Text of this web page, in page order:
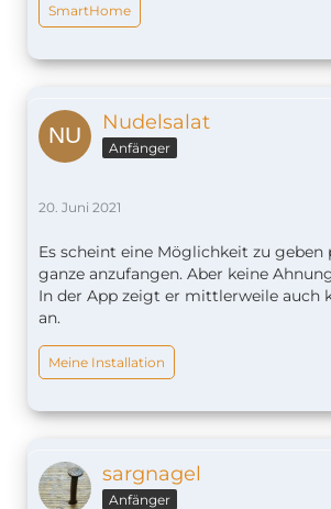
SmartHome
Nudelsalat
Anfänger
20. Juni 2021
Es scheint eine Möglichkeit zu
ganze anzufangen. Aber keine
In der App zeigt er mittlerweile auch
an.
Meine Installation
sargnagel
Anfänger